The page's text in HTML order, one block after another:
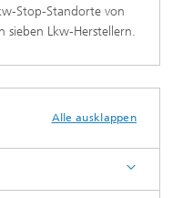
Stop-Standorte von
Lkw-Herstellern.
Alle ausklappen